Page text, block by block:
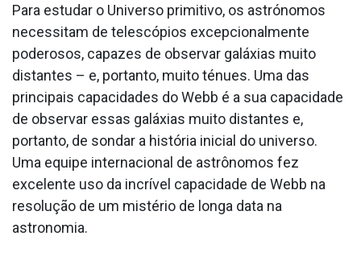
Para estudar o Universo primitivo, os astrónomos
necessitam de telescópios excepcionalmente
poderosos, capazes de observar galáxias muito
distantes – e, portanto, muito ténues. Uma das
principais capacidades do Webb é a sua capacidade
de observar essas galáxias muito distantes e,
portanto, de sondar a história inicial do universo.
Uma equipe internacional de astrônomos fez
excelente uso da incrível capacidade de Webb na
resolução de um mistério de longa data na
astronomia.